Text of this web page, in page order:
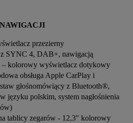
przezierny
z SYNC 4, DAB+, nawigacją
– kolorowy wyświetlacz dotykowy
obsługa Apple CarPlay i
głośnomówiący z Bluetooth®,
w języku polskim, system nagłośnienia
tablicy zegarów - 12,3" kolorowy